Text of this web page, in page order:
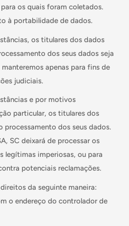
os quais foram coletados.
à portabilidade de dados.
os titulares dos dados
dos seus dados seja
apenas para fins de
judiciais.
e por motivos
particular, os titulares dos
processamento dos seus dados.
SC deixará de processar os
legítimas imperiosas, ou para
potenciais reclamações.
da seguinte maneira:
o endereço do controlador de